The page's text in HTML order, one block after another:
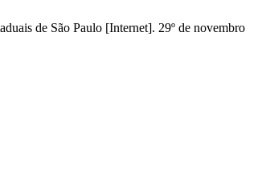
de São Paulo [Internet]. 29º de novembro